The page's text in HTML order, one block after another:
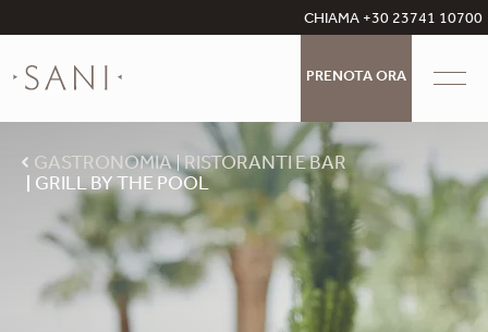
CHIAMA +30 23741 10700
PRENOTA ORA
GASTRONOMIA
RISTORANTI E BAR
GRILL BY THE POOL